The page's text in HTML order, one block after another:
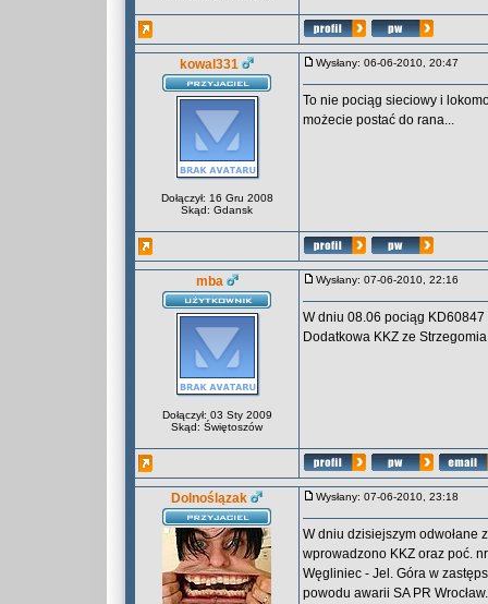
kowal331
Dołączył: 16 Gru 2008
Skąd: Gdansk
Wysłany: 06-06-2010, 20:47
To nie pociąg sieciowy i
możecie postać do rana...
mba
Dołączył: 03 Sty 2009
Skąd: Świętoszów
Wysłany: 07-06-2010, 22:16
W dniu 08.06 pociąg
Dodatkowa KKZ ze
Dolnoślązak Wysłany: 07-06-2010, 23:18
W dniu dzisiejszym odwołane
wprowadzono KKZ oraz poć.
Węgliniec - Jel. Góra w
powodu awarii SA PR Wrocław.